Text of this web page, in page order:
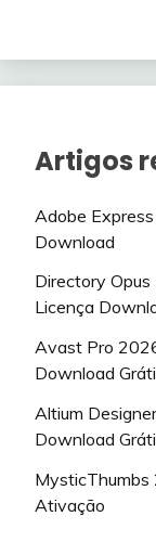
Artigos
Adobe
Download
Directory
Licença
Avast Pro
Download
Altium
Download
MysticThumbs
Ativação